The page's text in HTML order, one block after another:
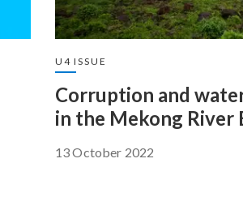
U4 ISSUE
Corruption and
in the Mekong River
13 October 2022